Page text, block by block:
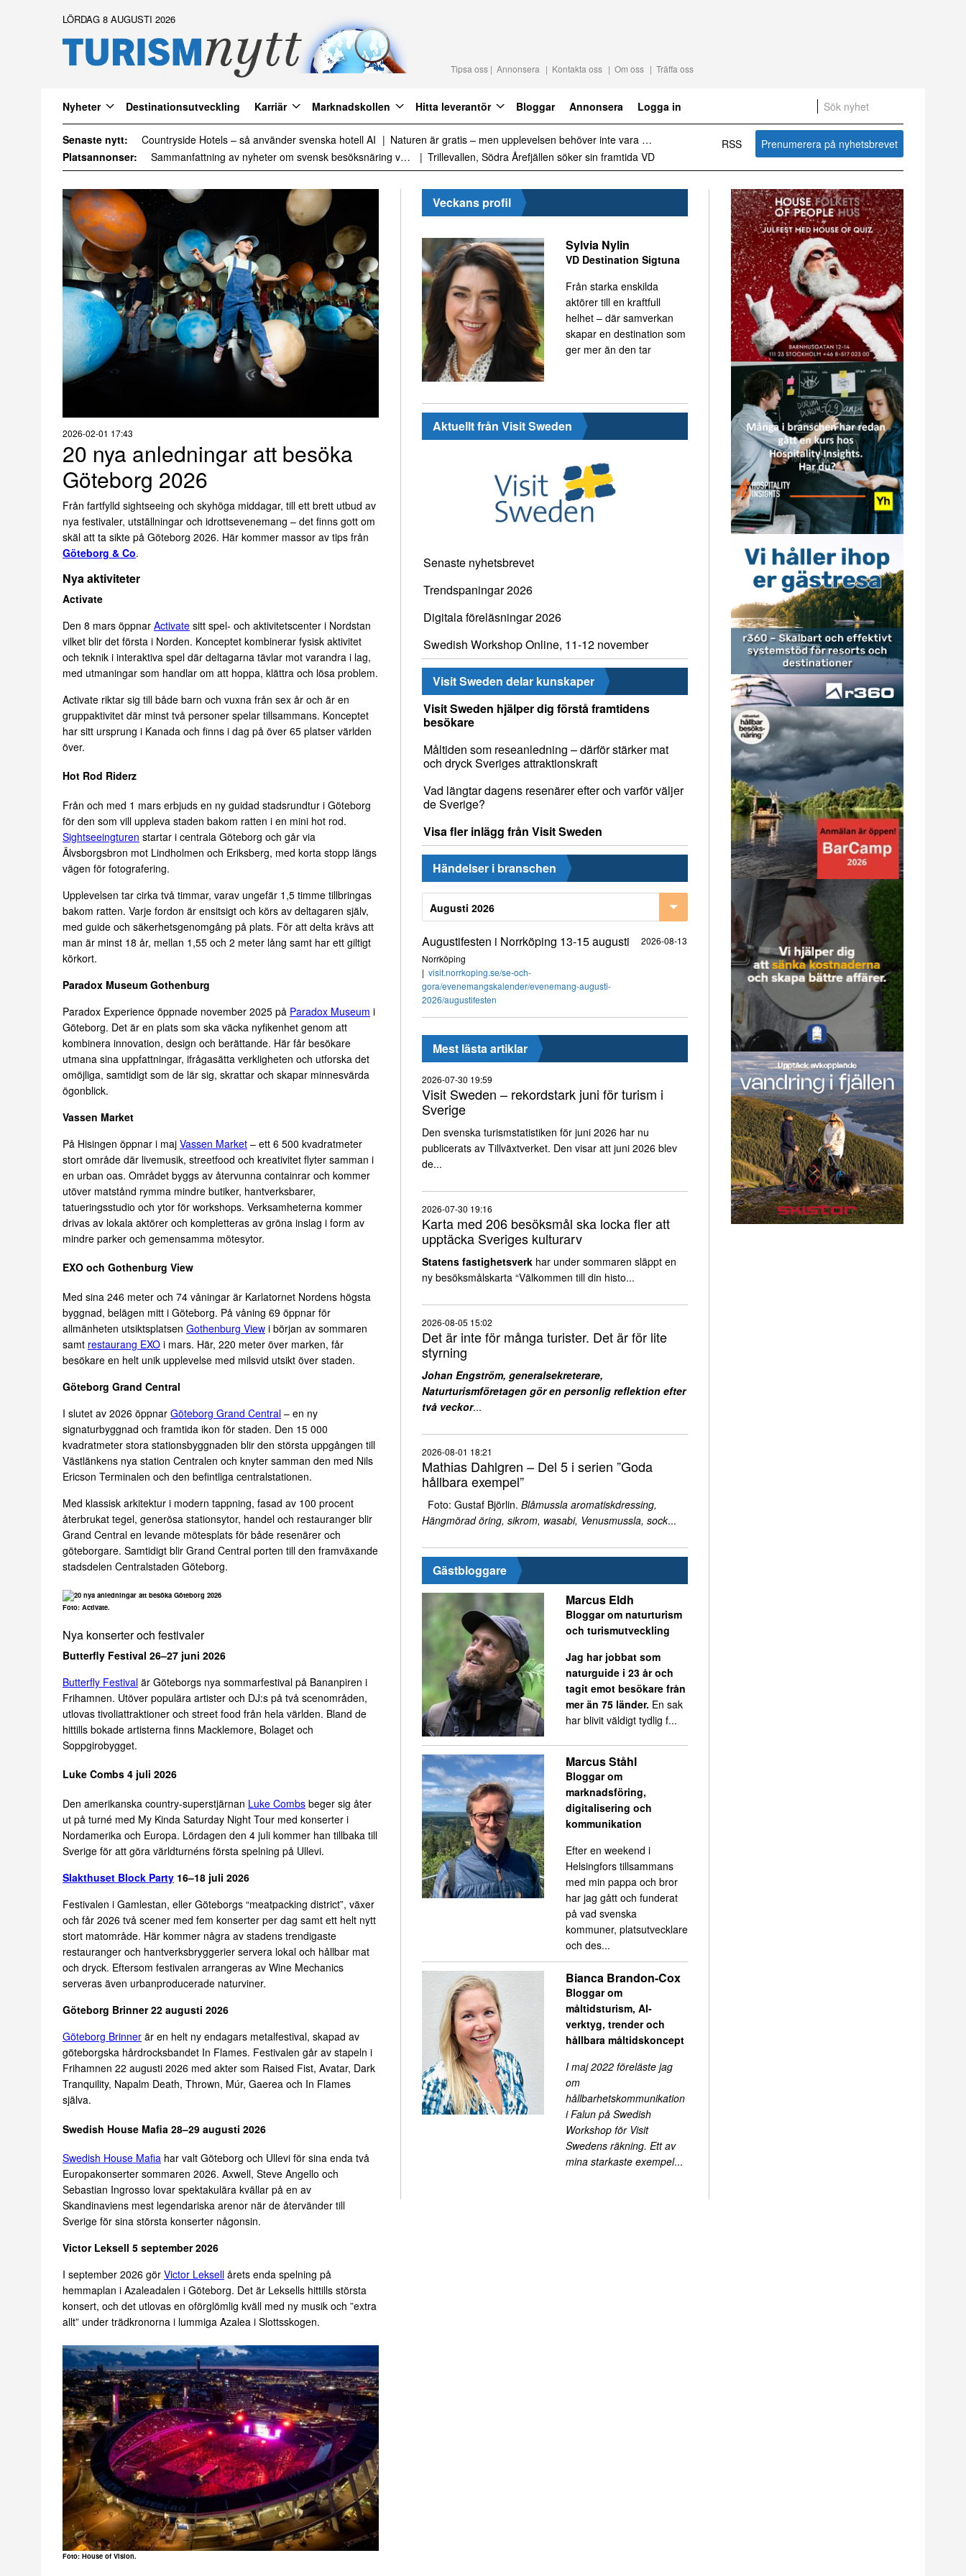
LÖRDAG 8 AUGUSTI 2026
Tipsa oss Annonsera Kontakta oss Om oss Träffa oss
Nyheter Destinationsutveckling Karriär Marknadskollen Hitta leverantör Bloggar Annonsera Logga in
Senaste nytt: Daftöland investerar 9 miljoner i ny attraktion 2027
Det är inte för många turister. Det är för lite styrning
Platsannonser:
Sammanfattning av nyheter om svensk besöksnäring vecka 28 2026
RSS Prenumerera på nyhetsbrevet
2026-02-01 17:43
20 nya anledningar att besöka
Göteborg 2026
Från fartfylld sightseeing och skyhöga middagar, till ett brett utbud av
nya festivaler, utställningar och idrottsevenemang – det finns gott om
skäl att ta sikte på Göteborg 2026. Här kommer massor av tips från
Göteborg & Co.
Nya aktiviteter
Activate
Den 8 mars öppnar Activate sitt spel- och aktivitetscenter i Nordstan
vilket blir det första i Norden. Konceptet kombinerar fysisk aktivitet
och teknik i interaktiva spel där deltagarna tävlar mot varandra i lag,
med utmaningar som handlar om att hoppa, klättra och lösa problem.
Activate riktar sig till både barn och vuxna från sex år och är en
gruppaktivitet där minst två personer spelar tillsammans. Konceptet
har sitt ursprung i Kanada och finns i dag på över 65 platser världen
över.
Hot Rod Riderz
Från och med 1 mars erbjuds en ny guidad stadsrundtur i Göteborg
för den som vill uppleva staden bakom ratten i en mini hot rod.
Sightseeingturen startar i centrala Göteborg och går via
Älvsborgsbron mot Lindholmen och Eriksberg, med korta stopp längs
vägen för fotografering.
Upplevelsen tar cirka två timmar, varav ungefär 1,5 timme tillbringas
bakom ratten. Varje fordon är ensitsigt och körs av deltagaren själv,
med guide och säkerhetsgenomgång på plats. För att delta krävs att
man är minst 18 år, mellan 1,55 och 2 meter lång samt har ett giltigt
körkort.
Paradox Museum Gothenburg
Paradox Experience öppnade november 2025 på Paradox Museum i
Göteborg. Det är en plats som ska väcka nyfikenhet genom att
kombinera innovation, design och berättande. Här får besökare
utmana sina uppfattningar, ifrågasätta verkligheten och utforska det
omöjliga, samtidigt som de lär sig, skrattar och skapar minnesvärda
ögonblick.
Vassen Market
På Hisingen öppnar i maj Vassen Market – ett 6 500 kvadratmeter
stort område där livemusik, streetfood och kreativitet flyter samman i
en urban oas. Området byggs av återvunna containrar och kommer
utöver matstånd rymma mindre butiker, hantverksbarer,
tatueringsstudio och ytor för workshops. Verksamheterna kommer
drivas av lokala aktörer och kompletteras av gröna inslag i form av
mindre parker och gemensamma mötesytor.
EXO och Gothenburg View
Med sina 246 meter och 74 våningar är Karlatornet Nordens högsta
byggnad, belägen mitt i Göteborg. På våning 69 öppnar för
allmänheten utsiktsplatsen Gothenburg View i början av sommaren
samt restaurang EXO i mars. Här, 220 meter över marken, får
besökare en helt unik upplevelse med milsvid utsikt över staden.
Göteborg Grand Central
I slutet av 2026 öppnar Göteborg Grand Central – en ny
signaturbyggnad och framtida ikon för staden. Den 15 000
kvadratmeter stora stationsbyggnaden blir den största uppgången till
Västlänkens nya station Centralen och knyter samman den med Nils
Ericson Terminalen och den befintliga centralstationen.
Med klassisk arkitektur i modern tappning, fasad av 100 procent
återbrukat tegel, generösa stationsytor, handel och restauranger blir
Grand Central en levande mötesplats för både resenärer och
göteborgare. Samtidigt blir Grand Central porten till den framväxande
stadsdelen Centralstaden Göteborg.
Foto: Activate.
Nya konserter och festivaler
Butterfly Festival 26–27 juni 2026
Butterfly Festival är Göteborgs nya sommarfestival på Bananpiren i
Frihamnen. Utöver populära artister och DJ:s på två scenområden,
utlovas tivoliattraktioner och street food från hela världen. Bland de
hittills bokade artisterna finns Macklemore, Bolaget och
Soppgirobygget.
Luke Combs 4 juli 2026
Den amerikanska country-superstjärnan Luke Combs beger sig åter
ut på turné med My Kinda Saturday Night Tour med konserter i
Nordamerika och Europa. Lördagen den 4 juli kommer han tillbaka till
Sverige för att göra världturnéns första spelning på Ullevi.
Slakthuset Block Party 16–18 juli 2026
Festivalen i Gamlestan, eller Göteborgs “meatpacking district”, växer
och får 2026 två scener med fem konserter per dag samt ett helt nytt
stort matområde. Här kommer några av stadens trendigaste
restauranger och hantverksbryggerier servera lokal och hållbar mat
och dryck. Eftersom festivalen arrangeras av Wine Mechanics
serveras även urbanproducerade naturviner.
Göteborg Brinner 22 augusti 2026
Göteborg Brinner är en helt ny endagars metalfestival, skapad av
göteborgska hårdrocksbandet In Flames. Festivalen går av stapeln i
Frihamnen 22 augusti 2026 med akter som Raised Fist, Avatar, Dark
Tranquility, Napalm Death, Thrown, Múr, Gaerea och In Flames
själva.
Swedish House Mafia 28–29 augusti 2026
Swedish House Mafia har valt Göteborg och Ullevi för sina enda två
Europakonserter sommaren 2026. Axwell, Steve Angello och
Sebastian Ingrosso lovar spektakulära kvällar på en av
Skandinaviens mest legendariska arenor när de återvänder till
Sverige för sina största konserter någonsin.
Victor Leksell 5 september 2026
I september 2026 gör Victor Leksell årets enda spelning på
hemmaplan i Azaleadalen i Göteborg. Det är Leksells hittills största
konsert, och det utlovas en oförglömlig kväll med ny musik och ”extra
allt” under trädkronorna i lummiga Azalea i Slottsskogen.
Foto: House of Vision.
Veckans profil
Sylvia Nylin
VD Destination Sigtuna
Från starka enskilda
aktörer till en kraftfull
helhet – där samverkan
skapar en destination som
ger mer än den tar
Aktuellt från Visit Sweden
Senaste nyhetsbrevet
Trendspaningar 2026
Digitala föreläsningar 2026
Swedish Workshop Online, 11-12 november
Visit Sweden delar kunskaper
Visit Sweden hjälper dig förstå framtidens
besökare
Måltiden som reseanledning – därför stärker mat
och dryck Sveriges attraktionskraft
Vad längtar dagens resenärer efter och varför väljer
de Sverige?
Visa fler inlägg från Visit Sweden
Händelser i branschen
Augusti 2026
Augustifesten i Norrköping 13-15 augusti
2026-08-13
Norrköping
visit.norrkoping.se/se-och-
gora/evenemangskalender/evenemang-augusti-
2026/augustifesten
Mest lästa artiklar
2026-07-30 19:59
Visit Sweden – rekordstark juni för turism i
Sverige
Den svenska turismstatistiken för juni 2026 har nu
publicerats av Tillväxtverket. Den visar att juni 2026 blev
de...
2026-07-30 19:16
Karta med 206 besöksmål ska locka fler att
upptäcka Sveriges kulturarv
Statens fastighetsverk har under sommaren släppt en
ny besöksmålskarta “Välkommen till din histo...
2026-08-05 15:02
Det är inte för många turister. Det är för lite
styrning
Johan Engström, generalsekreterare,
Naturturismföretagen gör en personlig reflektion efter
två veckor...
2026-08-01 18:21
Mathias Dahlgren – Del 5 i serien ”Goda
hållbara exempel”
Foto: Gustaf Björlin. Blåmussla aromatiskdressing,
Hängmörad öring, sikrom, wasabi, Venusmussla, sock...
Gästbloggare
Marcus Eldh
Bloggar om naturturism
och turismutveckling
Jag har jobbat som
naturguide i 23 år och
tagit emot besökare från
mer än 75 länder. En sak
har blivit väldigt tydlig f...
Marcus Ståhl
Bloggar om
marknadsföring,
digitalisering och
kommunikation
Efter en weekend i
Helsingfors tillsammans
med min pappa och bror
har jag gått och funderat
på vad svenska
kommuner, platsutvecklare
och des...
Bianca Brandon-Cox
Bloggar om
måltidsturism, AI-
verktyg, trender och
hållbara måltidskoncept
I maj 2022 föreläste jag
om
hållbarhetskommunikation
i Falun på Swedish
Workshop för Visit
Swedens räkning. Ett av
mina starkaste exempel...